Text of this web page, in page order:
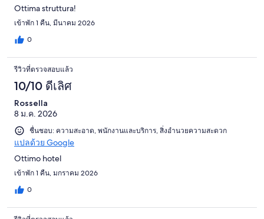
Ottima struttura!
เข้าพัก 1 คืน, มีนาคม 2026
0
รีวิวที่ตรวจสอบแล้ว
10/10 ดีเลิศ
Rossella
8 ม.ค. 2026
ชื่นชอบ: ความสะอาด, พนักงานและบริการ, สิ่งอำนวยความสะดวก
แปลด้วย Google
Ottimo hotel
เข้าพัก 1 คืน, มกราคม 2026
0